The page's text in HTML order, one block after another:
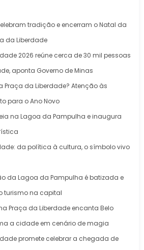
tradição e encerram o Natal da
da Liberdade
2026 reúne cerca de 30 mil pessoas
aponta Governo de Minas
Praça da Liberdade? Atenção às
para o Ano Novo
na Lagoa da Pampulha e inaugura
da política à cultura, o símbolo vivo
da Lagoa da Pampulha é batizada e
turismo na capital
Praça da Liberdade encanta Belo
a cidade em cenário de magia
promete celebrar a chegada de